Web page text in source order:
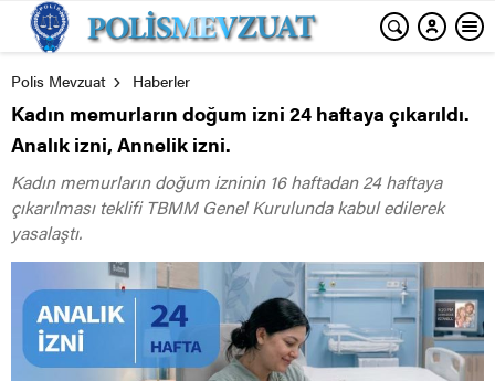
Polis Mevzuat Haberler
Kadın memurların doğum izni 24 haftaya çıkarıldı.
Analık izni, Annelik izni.
Kadın memurların doğum izninin 16 haftadan 24 haftaya
çıkarılması teklifi TBMM Genel Kurulunda kabul edilerek
yasalaştı.